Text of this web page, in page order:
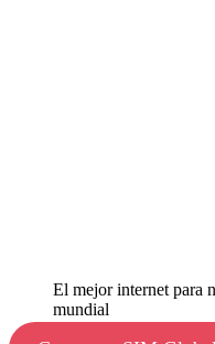
El mejor internet para
mundial